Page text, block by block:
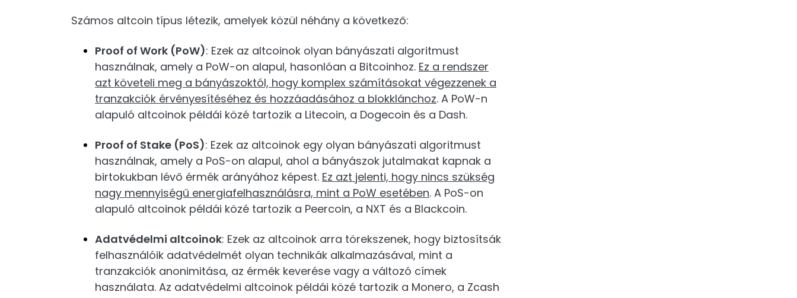
Számos altcoin típus létezik, amelyek közül néhány a következő:
Proof of Work (PoW): Ezek az altcoinok olyan bányászati algoritmust
használnak, amely a PoW-on alapul, hasonlóan a Bitcoinhoz. Ez a rendszer
azt követeli meg a bányászoktól, hogy komplex számításokat végezzenek a
tranzakciók érvényesítéséhez és hozzáadásához a blokklánchoz. A PoW-n
alapuló altcoinok példái közé tartozik a Litecoin, a Dogecoin és a Dash.
Proof of Stake (PoS): Ezek az altcoinok egy olyan bányászati algoritmust
használnak, amely a PoS-on alapul, ahol a bányászok jutalmakat kapnak a
birtokukban lévő érmék arányához képest. Ez azt jelenti, hogy nincs szükség
nagy mennyiségű energiafelhasználásra, mint a PoW esetében. A PoS-on
alapuló altcoinok példái közé tartozik a Peercoin, a NXT és a Blackcoin.
Adatvédelmi altcoinok: Ezek az altcoinok arra törekszenek, hogy biztosítsák
felhasználóik adatvédelmét olyan technikák alkalmazásával, mint a
tranzakciók anonimitása, az érmék keverése vagy a változó címek
használata. Az adatvédelmi altcoinok példái közé tartozik a Monero, a Zcash